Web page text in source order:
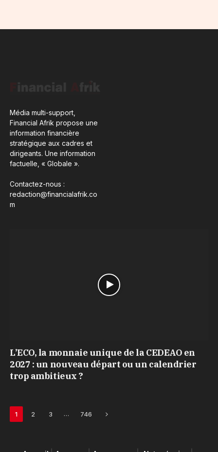
Média multi-support,
Financial Afrik propose une
information financière
stratégique aux cadres et
dirigeants. Une information
factuelle, « Globale ».
Contactez-nous :
redaction@financialafrik.co
m
L’ECO, la monnaie unique de la CEDEAO en
2027 : un nouveau départ ou un calendrier
trop ambitieux ?
1 2 3 … 746 Next